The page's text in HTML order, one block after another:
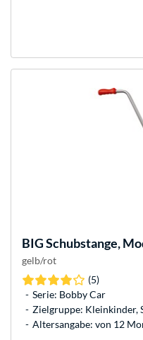
BIGSchubstange,
gelb/rot
(5)
Serie: Bobby Car
Zielgruppe: Kleinkinder,
Altersangabe: von 12